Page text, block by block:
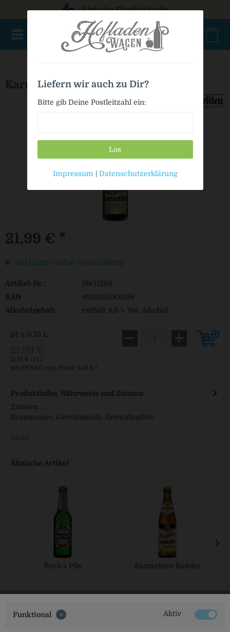
Einfache Pfandrückgabe
Karmeliten Pils
21,99 € *
Auf Lager / Sofort versandfertig
Artikel-Nr.:
SW11208
EAN
4029261000198
Alkoholgehalt:
enthält 4,9 % Vol. Alkohol
24 x 0,33 L
21,99 €
(2,78 € / 1 L)
MEHRWEG zzgl. Pfand: 3,42 € *
Produktinfos, Nährwerte und Zutaten
Zutaten :
Brauwasser, Gerstenmalz, Aromahopfen.
mehr
Ähnliche Artikel
Beck's Pils Karmeliten Biobier
Funktional Aktiv
Liefern wir auch zu Dir?
Bitte gib Deine Postleitzahl ein:
Los
Impressum | Datenschutzerklärung